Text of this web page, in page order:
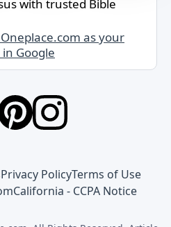
with trusted Bible
as your
Google
Privacy PolicyTerms of Use
California - CCPA Notice